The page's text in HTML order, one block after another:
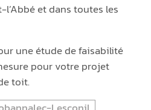
et dans toutes les
une étude de faisabilité
pour votre projet
toit.